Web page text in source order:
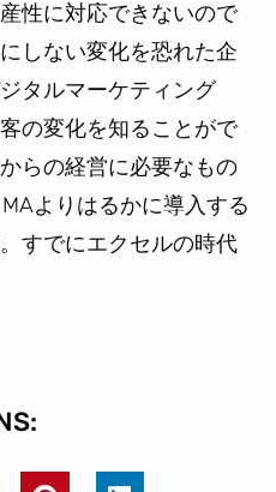
性に対応できないので
しない変化を恐れた企
タルマーケティング
の変化を知ることがで
らの経営に必要なもの
よりはるかに導入する
すでにエクセルの時代